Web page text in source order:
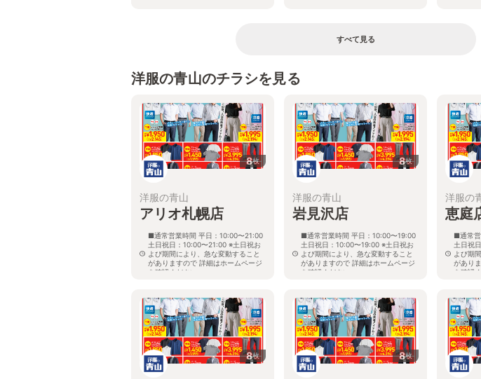
すべて見る
洋服の青山のチラシを見る
8枚
洋服の青山
アリオ札幌店
■通常営業時間 平日：10:00〜21:00
土日祝日：10:00〜21:00 ※土日祝お
よび期間により、急な変動すること
がありますので 詳細はホームページ
を確認ください
8枚
洋服の青山
岩見沢店
■通常営業時間 平日：10:00〜19:00
土日祝日：10:00〜19:00 ※土日祝お
よび期間により、急な変動すること
がありますので 詳細はホームページ
を確認ください
洋服の
恵庭
■通常
土日祝
よび期
があり
を確認
8枚 8枚